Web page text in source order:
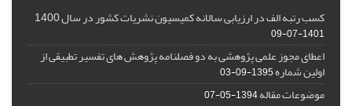
کسب رتبه الف در ارزیابی سالانه کمیسیون نشریات کشور در سال 1400
1401-07-09
اعطای مجوز علمی پژوهشی به دو فصلنامه پژوهش های تفسیر تطبیقی از
اولین شماره1395-09-03
موضوعات مقاله1394-05-07